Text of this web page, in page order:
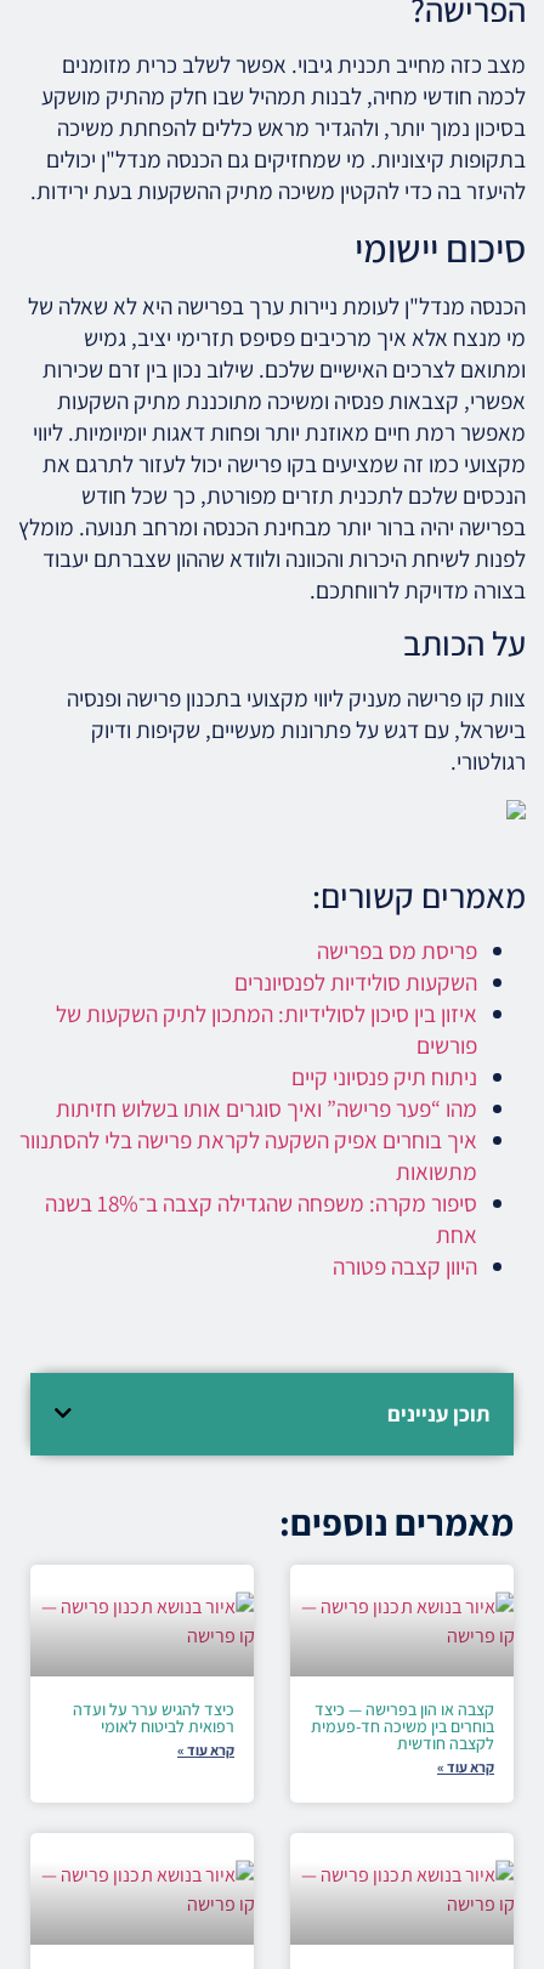
הפרישה?
מצב כזה מחייב תכנית גיבוי. אפשר לשלב כרית מזומנים
לכמה חודשי מחיה, לבנות תמהיל שבו חלק מהתיק מושקע
בסיכון נמוך יותר, ולהגדיר מראש כללים להפחתת משיכה
בתקופות קיצוניות. מי שמחזיקים גם הכנסה מנדל"ן יכולים
להיעזר בה כדי להקטין משיכה מתיק ההשקעות בעת ירידות.
סיכום יישומי
הכנסה מנדל"ן לעומת ניירות ערך בפרישה היא לא שאלה של
מי מנצח אלא איך מרכיבים פסיפס תזרימי יציב, גמיש
ומתואם לצרכים האישיים שלכם. שילוב נכון בין זרם שכירות
אפשרי, קצבאות פנסיה ומשיכה מתוכננת מתיק השקעות
מאפשר רמת חיים מאוזנת יותר ופחות דאגות יומיומיות. ליווי
מקצועי כמו זה שמציעים בקו פרישה יכול לעזור לתרגם את
הנכסים שלכם לתכנית תזרים מפורטת, כך שכל חודש
בפרישה יהיה ברור יותר מבחינת הכנסה ומרחב תנועה. מומלץ
לפנות לשיחת היכרות והכוונה ולוודא שההון שצברתם יעבוד
בצורה מדויקת לרווחתכם.
על הכותב
צוות קו פרישה מעניק ליווי מקצועי בתכנון פרישה ופנסיה
בישראל, עם דגש על פתרונות מעשיים, שקיפות ודיוק
רגולטורי.
מאמרים קשורים:
פריסת מס בפרישה
השקעות סולידיות לפנסיונרים
איזון בין סיכון לסולידיות: המתכון לתיק השקעות של
פורשים
ניתוח תיק פנסיוני קיים
מהו “פער פרישה” ואיך סוגרים אותו בשלוש חזיתות
איך בוחרים אפיק השקעה לקראת פרישה בלי להסתנוור
מתשואות
סיפור מקרה: משפחה שהגדילה קצבה ב־18% בשנה
אחת
היוון קצבה פטורה
תוכן עניינים
מאמרים נוספים:
קצבה או הון בפרישה — כיצד
בוחרים בין משיכה חד-פעמית
לקצבה חודשית
קרא עוד »
כיצד להגיש ערר על ועדה
רפואית לביטוח לאומי
קרא עוד »